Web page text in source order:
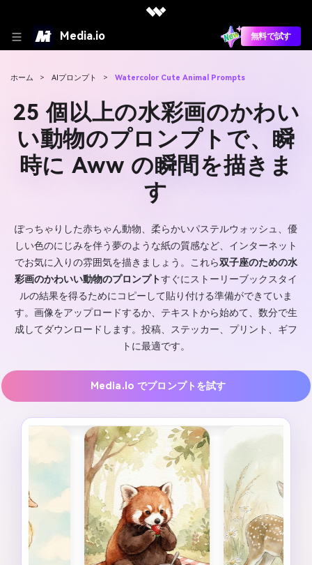
Media.io 無料で試す
ホーム > AIプロンプト > Watercolor Cute Animal Prompts
25 個以上の水彩画のかわい
い動物のプロンプトで、瞬
時に Aww の瞬間を描きま
す
ぽっちゃりした赤ちゃん動物、柔らかいパステルウォッシュ、優
しい色のにじみを伴う夢のような紙の質感など、インターネット
でお気に入りの雰囲気を描きましょう。これら双子座のための水
彩画のかわいい動物のプロンプトすぐにストーリーブックスタイ
ルの結果を得るためにコピーして貼り付ける準備ができていま
す。画像をアップロードするか、テキストから始めて、数分で生
成してダウンロードします。投稿、ステッカー、プリント、ギフ
トに最適です。
Media.io でプロンプトを試す